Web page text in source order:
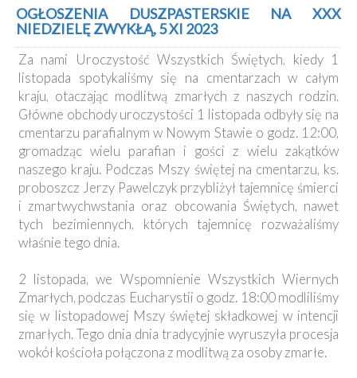
Kancelaria
Galeria
Dekanat
Nowy
Staw
Kolegiacka
Duszpasterze
Polecane
strony
Ochrona
OGŁOSZENIA DUSZPASTERSKIE NA XXX
NIEDZIELĘ ZWYKŁĄ, 5 XI 2023
Za nami Uroczystość Wszystkich Świętych, kiedy 1
listopada spotykaliśmy się na cmentarzach w całym
kraju, otaczając modlitwą zmarłych z naszych rodzin.
Główne obchody uroczystości 1 listopada odbyły się na
cmentarzu parafialnym w Nowym Stawie o godz. 12:00,
gromadząc wielu parafian i gości z wielu zakątków
naszego kraju. Podczas Mszy świętej na cmentarzu, ks.
proboszcz Jerzy Pawelczyk przybliżył tajemnicę śmierci
i zmartwychwstania oraz obcowania Świętych, nawet
tych bezimiennych, których tajemnicę rozważaliśmy
właśnie tego dnia.
2 listopada, we Wspomnienie Wszystkich Wiernych
Zmarłych, podczas Eucharystii o godz. 18:00 modliliśmy
się w listopadowej Mszy świętej składkowej w intencji
zmarłych. Tego dnia dnia tradycyjnie wyruszyła procesja
wokół kościoła połączona z modlitwą za osoby zmarłe.